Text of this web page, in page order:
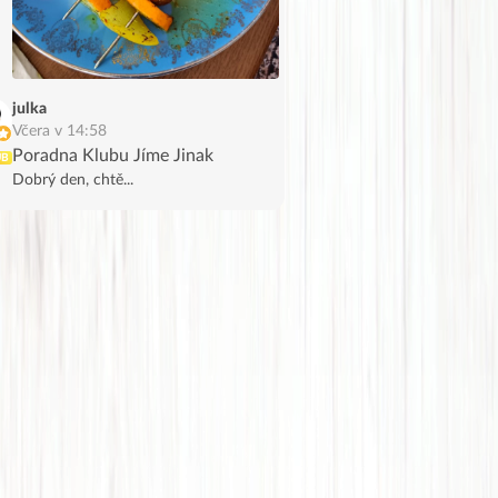
julka
Včera v 14:58
Poradna Klubu Jíme Jinak
Dobrý den, chtě...